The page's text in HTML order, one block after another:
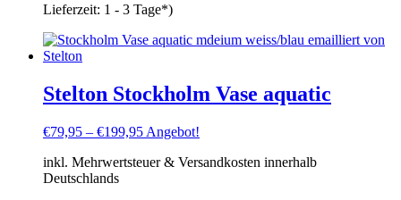
Lieferzeit: 1 - 3 Tage*)
Stelton Stockholm Vase aquatic
€79,95 – €199,95 Angebot!
inkl. Mehrwertsteuer & Versandkosten innerhalb
Deutschlands